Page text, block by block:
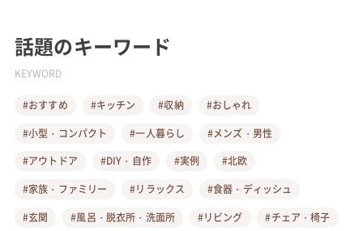
話題のキーワード
KEYWORD
#おすすめ #キッチン #収納
#おしゃれ
#小型・コンパクト
#一人暮らし
#メンズ・男性
#アウトドア
#DIY・自作 #実例
#北欧
#家族・ファミリー
#リラックス
#食器・ディッシュ
#玄関
#風呂・脱衣所・洗面所 #リビング
#チェア・椅子